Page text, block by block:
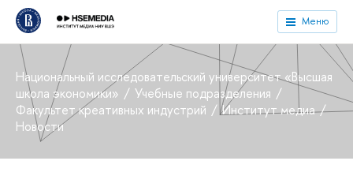
Меню
Национальный исследовательский университет «Высшая
школа экономики»
Учебные подразделения
Факультет креативных индустрий
Институт медиа
Новости